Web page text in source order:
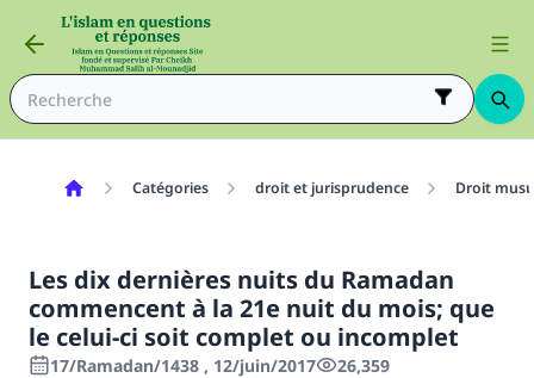
Catégories droit et jurisprudence Droit
Les dix dernières nuits du Ramadan
commencent à la 21e nuit du mois; que
le celui-ci soit complet ou incomplet
17/Ramadan/1438 , 12/juin/2017 26,359